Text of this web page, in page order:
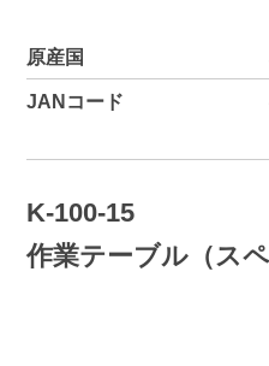
原産国
JANコード
K-100-15
作業テーブル（ス